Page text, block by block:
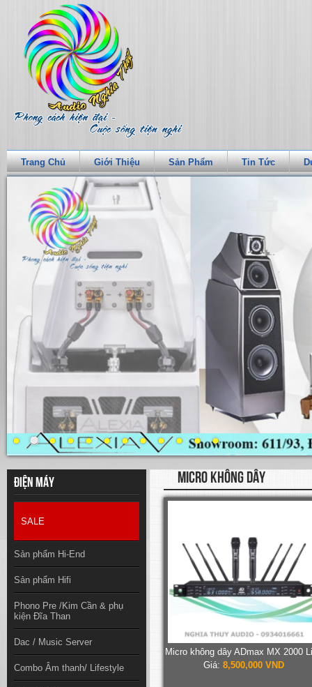
Trang Chủ Giới Thiệu Sản Phẩm Tin Tức
Điện máy
SALE
Sản phẩm Hi-End
Sản phẩm Hifi
Phono Pre /Kim Cần & phụ
kiện Đĩa Than
Dac / Music Server
Combo Âm thanh/ Lifestyle
MICRO KHÔNG DÂY
Micro không dây ADmax MX 2000
Giá: 8,500,000 VND